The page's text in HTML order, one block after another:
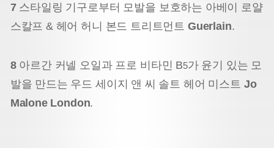
7 스타일링 기구로부터 모발을 보호하는 아베이 로얄
스칼프 & 헤어 허니 본드 트리트먼트 Guerlain.
8 아르간 커넬 오일과 프로 비타민 B5가 윤기 있는 모
발을 만드는 우드 세이지 앤 씨 솔트 헤어 미스트 Jo
Malone London.